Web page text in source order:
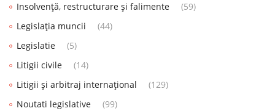
Insolvență, restructurare și falimente
(59)
Legislația muncii
(44)
Legislatie
(5)
Litigii civile
(14)
Litigii și arbitraj internațional
(129)
Noutati legislative
(99)